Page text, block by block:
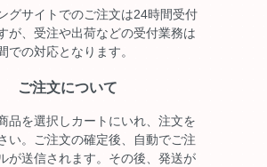
グサイトでのご注文は24時間受付
が、受注や出荷などの受付業務は
での対応となります。
ご注文について
品を選択しカートにいれ、注文を
い。ご注文の確定後、自動でご注
が送信されます。その後、発送が